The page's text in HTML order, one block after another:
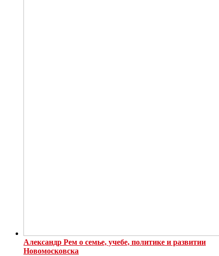
Александр Рем о семье, учебе, политике и развитии
Новомосковска